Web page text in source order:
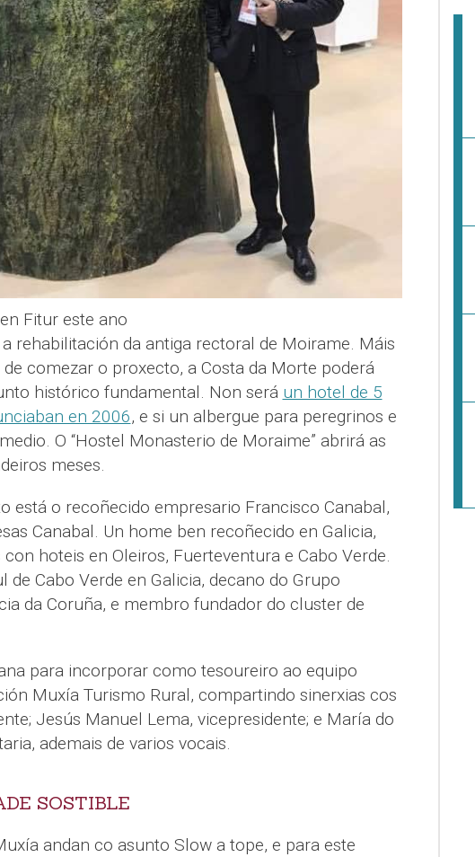
Fitur este ano
rehabilitación da antiga rectoral de Moirame. Máis
comezar o proxecto, a Costa da Morte poderá
histórico fundamental. Non será un hotel de 5
en 2006, e si un albergue para peregrinos e
O “Hostel Monasterio de Moraime” abrirá as
meses.
está o recoñecido empresario Francisco Canabal,
Canabal. Un home ben recoñecido en Galicia,
hoteis en Oleiros, Fuerteventura e Cabo Verde.
de Cabo Verde en Galicia, decano do Grupo
da Coruña, e membro fundador do cluster de
para incorporar como tesoureiro ao equipo
Muxía Turismo Rural, compartindo sinerxias cos
Jesús Manuel Lema, vicepresidente; e María do
ademais de varios vocais.
SOSTIBLE
andan co asunto Slow a tope, e para este